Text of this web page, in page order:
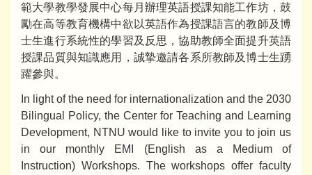
範大學教學發展中心每月辦理英語授課知能工作坊，鼓
勵在高等教育機構中欲以英語作為授課語言的教師及博
士生進行系統性的學習及反思，協助教師全面提升英語
授課品質與知識應用，誠摯邀請各系所教師及博士生踴
躍參與。
In light of the need for internationalization and the 2030
Bilingual Policy, the Center for Teaching and Learning
Development, NTNU would like to invite you to join us
in our monthly EMI (English as a Medium of
Instruction) Workshops. The workshops offer faculty